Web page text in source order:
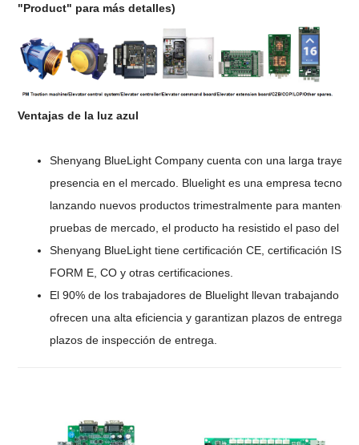
"Product" para más detalles)
Ventajas de la luz azul
Shenyang BlueLight Company cuenta con una larga
presencia en el mercado. Bluelight es una empresa
lanzando nuevos productos trimestralmente para
pruebas de mercado, el producto ha resistido el paso del
Shenyang BlueLight tiene certificación CE, certificación
FORM E, CO y otras certificaciones.
El 90% de los trabajadores de Bluelight llevan trabajando
ofrecen una alta eficiencia y garantizan plazos de entrega.
plazos de inspección de entrega.